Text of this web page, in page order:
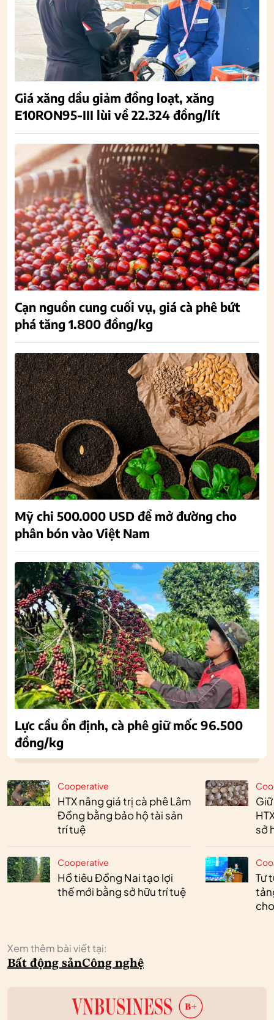
Cooperative
HTX nâng giá trị cà phê Lâm
Đồng bằng bảo hộ tài sản
trí tuệ
Cooperative
Hồ tiêu Đồng Nai tạo lợi
thế mới bằng sở hữu trí tuệ
sở
Tư
Xem thêm bài viết tại:
Bất động sảnCông nghệ
Giá xăng dầu giảm đồng loạt, xăng
E10RON95-III lùi về 22.324 đồng/lít
Cạn nguồn cung cuối vụ, giá cà phê bứt
phá tăng 1.800 đồng/kg
Mỹ chi 500.000 USD để mở đường cho
phân bón vào Việt Nam
Lực cầu ổn định, cà phê giữ mốc 96.500
đồng/kg